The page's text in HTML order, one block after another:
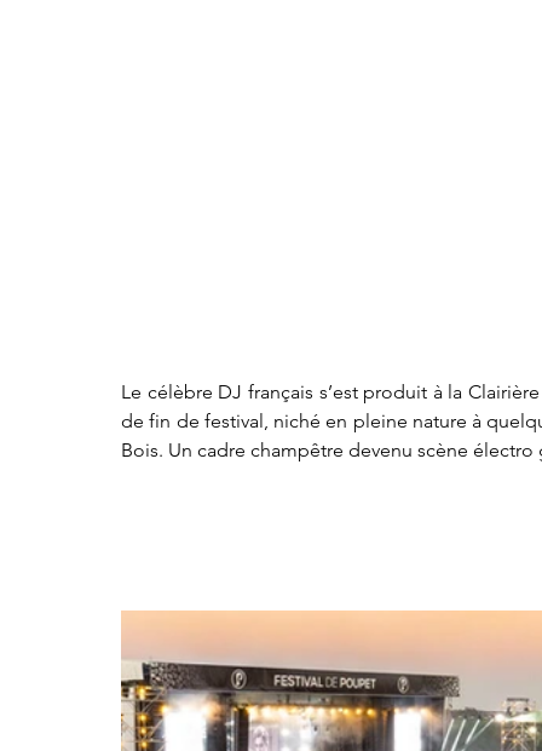
Le célèbre DJ français s’est produit à la
de fin de festival, niché en pleine nature à
Bois. Un cadre champêtre devenu scène